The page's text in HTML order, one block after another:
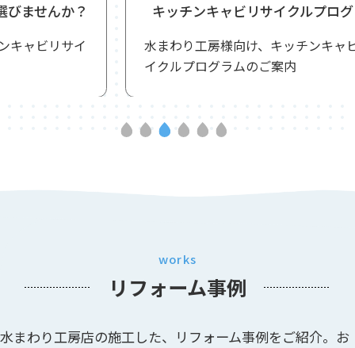
キッチンキャビリサイクルプログラム
水まわり工房様向け、キッチンキャビリサ
イクルプログラムのご案内
works
リフォーム事例
水まわり工房店の施工した、リフォーム事例をご紹介。お